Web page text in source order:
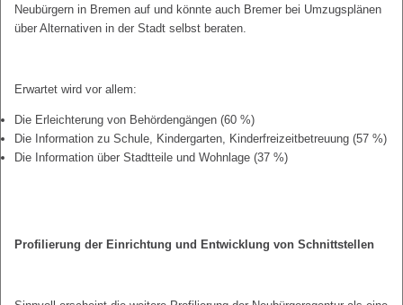
Neubürgern in Bremen auf und könnte auch Bremer bei Umzugsplänen
über Alternativen in der Stadt selbst beraten.
Erwartet wird vor allem:
Die Erleichterung von Behördengängen (60 %)
Die Information zu Schule, Kindergarten, Kinderfreizeitbetreuung (57 %)
Die Information über Stadtteile und Wohnlage (37 %)
Profilierung der Einrichtung und Entwicklung von Schnittstellen